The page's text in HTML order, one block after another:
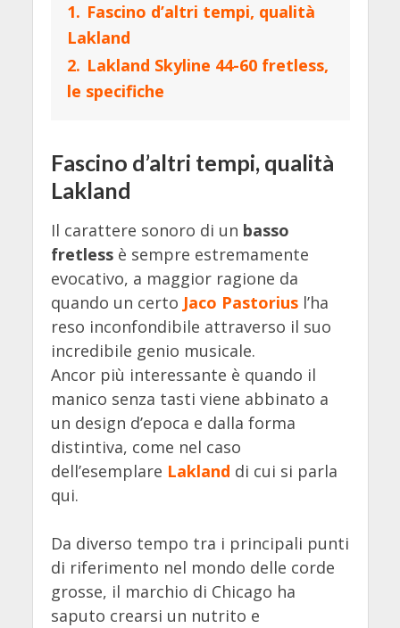
1. Fascino d’altri tempi, qualità
Lakland
2. Lakland Skyline 44-60 fretless,
le specifiche
Fascino d’altri tempi, qualità
Lakland
Il carattere sonoro di un basso
fretlessè sempre estremamente
evocativo, a maggior ragione da
quando un certo Jaco Pastoriusl’ha
reso inconfondibile attraverso il suo
incredibile genio musicale.
Ancor più interessante è quando il
manico senza tasti viene abbinato a
un design d’epoca e dalla forma
distintiva, come nel caso
dell’esemplare Lakland di cui si parla
qui.
Da diverso tempo tra i principali punti
di riferimento nel mondo delle corde
grosse, il marchio di Chicago ha
saputo crearsi un nutrito e